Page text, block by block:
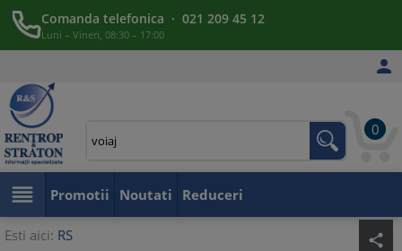
Comanda telefonica · 021 209 45 12
Luni – Vineri, 08:30 – 17:00

0
 Promotii Noutati Reduceri
Esti aici: RS share